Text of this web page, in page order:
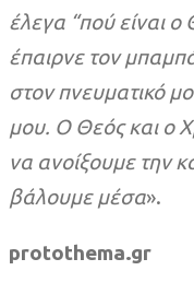
έλεγα “πού είναι
έπαιρνε τον
στον πνευματικό
μου. Ο Θεός και ο
να ανοίξουμε την
βάλουμε μέσα».
protothema.gr